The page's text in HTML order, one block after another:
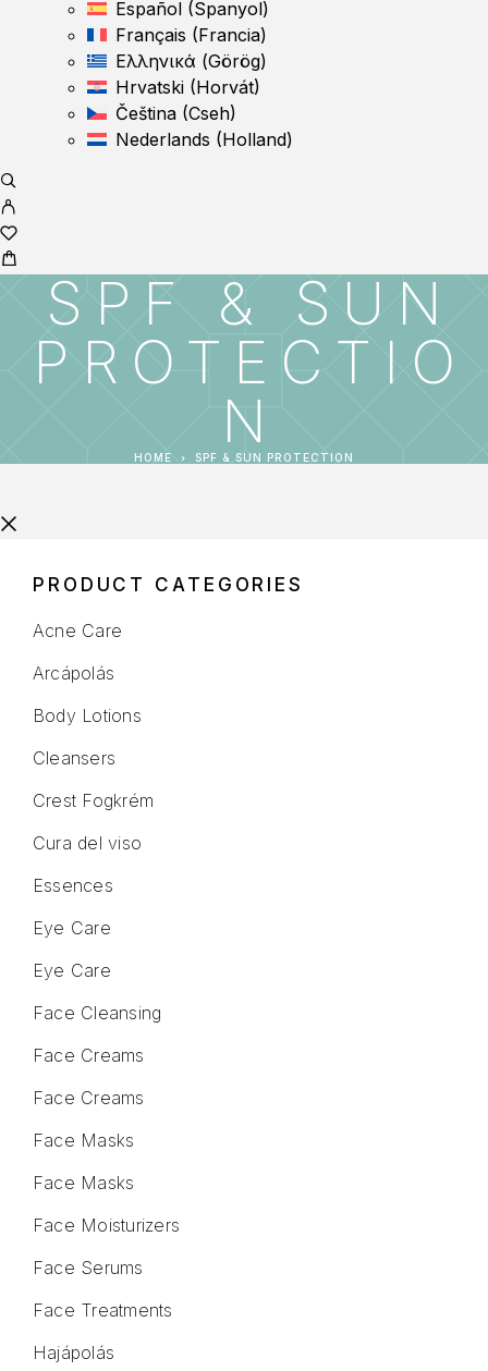
Español (Spanyol)
Français (Francia)
Ελληνικά (Görög)
Hrvatski (Horvát)
Čeština (Cseh)
Nederlands (Holland)
SPF & SUN
PROTECTIO
N
HOME SPF & SUN PROTECTION
PRODUCT CATEGORIES
Acne Care
Arcápolás
Body Lotions
Cleansers
Crest Fogkrém
Cura del viso
Essences
Eye Care
Eye Care
Face Cleansing
Face Creams
Face Creams
Face Masks
Face Masks
Face Moisturizers
Face Serums
Face Treatments
Hajápolás